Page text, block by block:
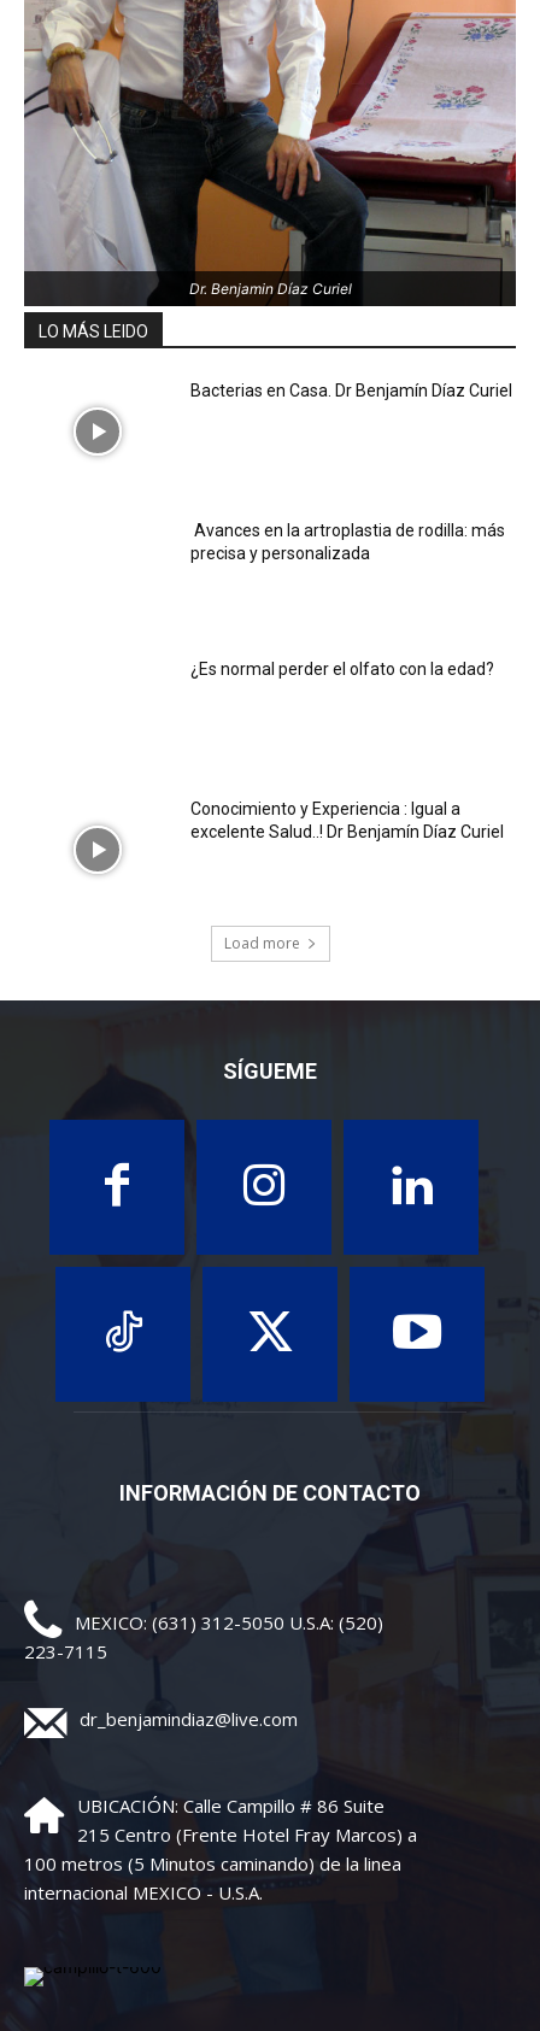
Dr. Benjamin Díaz Curiel
LO MÁS LEIDO
Bacterias en Casa. Dr Benjamín Díaz Curiel
Avances en la artroplastia de rodilla: más
precisa y personalizada
¿Es normal perder el olfato con la edad?
Conocimiento y Experiencia : Igual a
excelente Salud..! Dr Benjamín Díaz Curiel
Load more
SÍGUEME
INFORMACIÓN DE CONTACTO
MEXICO: (631) 312-5050 U.S.A: (520)
223-7115
dr_benjamindiaz@live.com
UBICACIÓN: Calle Campillo # 86 Suite
215 Centro (Frente Hotel Fray Marcos) a
100 metros (5 Minutos caminando) de la linea
internacional MEXICO - U.S.A.